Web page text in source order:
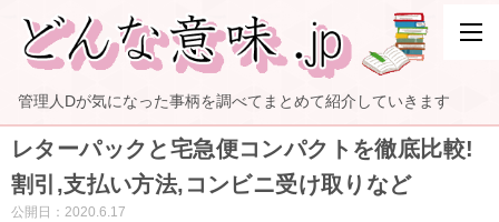
管理人Dが気になった事柄を調べてまとめて紹介していきます
レターパックと宅急便コンパクトを徹底比較!
割引,支払い方法,コンビニ受け取りなど
公開日： 2020.6.17